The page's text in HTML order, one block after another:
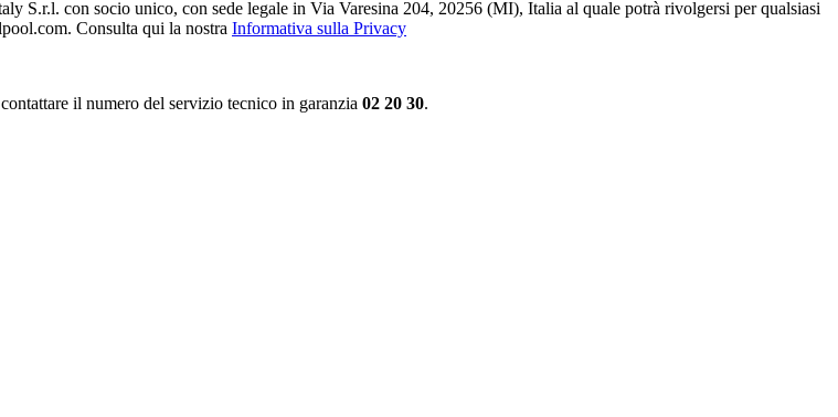
S.r.l. con socio unico, con sede legale in Via Varesina 204, 20256 (MI), Italia al quale potrà rivolgersi per qualsiasi
Consulta qui la nostra Informativa sulla Privacy
il numero del servizio tecnico in garanzia 02 20 30.